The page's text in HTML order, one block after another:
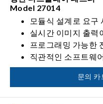
Model 27014
모듈식 설계로 요구
실시간 이미지 출력
프로그래밍 가능한
직관적인 소프트웨
문의 카